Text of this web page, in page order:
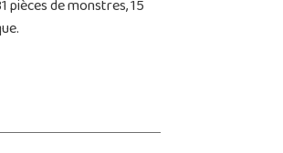
pièces de monstres, 15